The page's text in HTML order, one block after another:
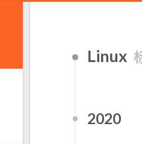
Linux
2020